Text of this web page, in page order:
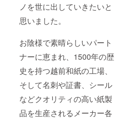
ノを世に出していきたいと
思いました。
お陰様で素晴らしいパート
ナーに恵まれ、1500年の歴
史を持つ越前和紙の工場、
そして名刺や証書、シール
などクオリティの高い紙製
品を生産されるメーカー各